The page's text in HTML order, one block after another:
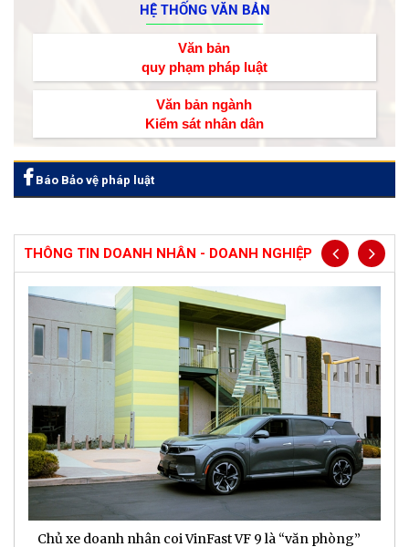
HỆ THỐNG VĂN BẢN
Văn bản
quy phạm pháp luật
Văn bản ngành
Kiểm sát nhân dân
Báo Bảo vệ pháp luật
THÔNG TIN DOANH NHÂN - DOANH NGHIỆP
Chủ xe doanh nhân coi VinFast VF 9 là “văn phòng”